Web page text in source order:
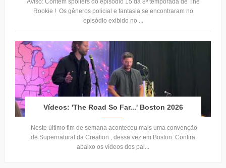
Aviso: Contém spoilers do episódio 15 da 8ª temporada de The
Rookie ! Os gêneros policial e fantasia se encontraram no
episódio exibido no ...
Vídeos: 'The Road So Far...' Boston 2026
Neste último fim de semana aconteceu mais uma convenção
de Supernatural da Creation , dessa vez em Boston. Confira
abaixo os vídeos dos pai...